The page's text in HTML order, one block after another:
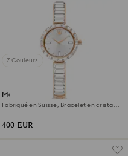
7 Couleurs
Montre Matrix bangle
Fabriqué en Suisse, Bracelet en cristal,
400 EUR